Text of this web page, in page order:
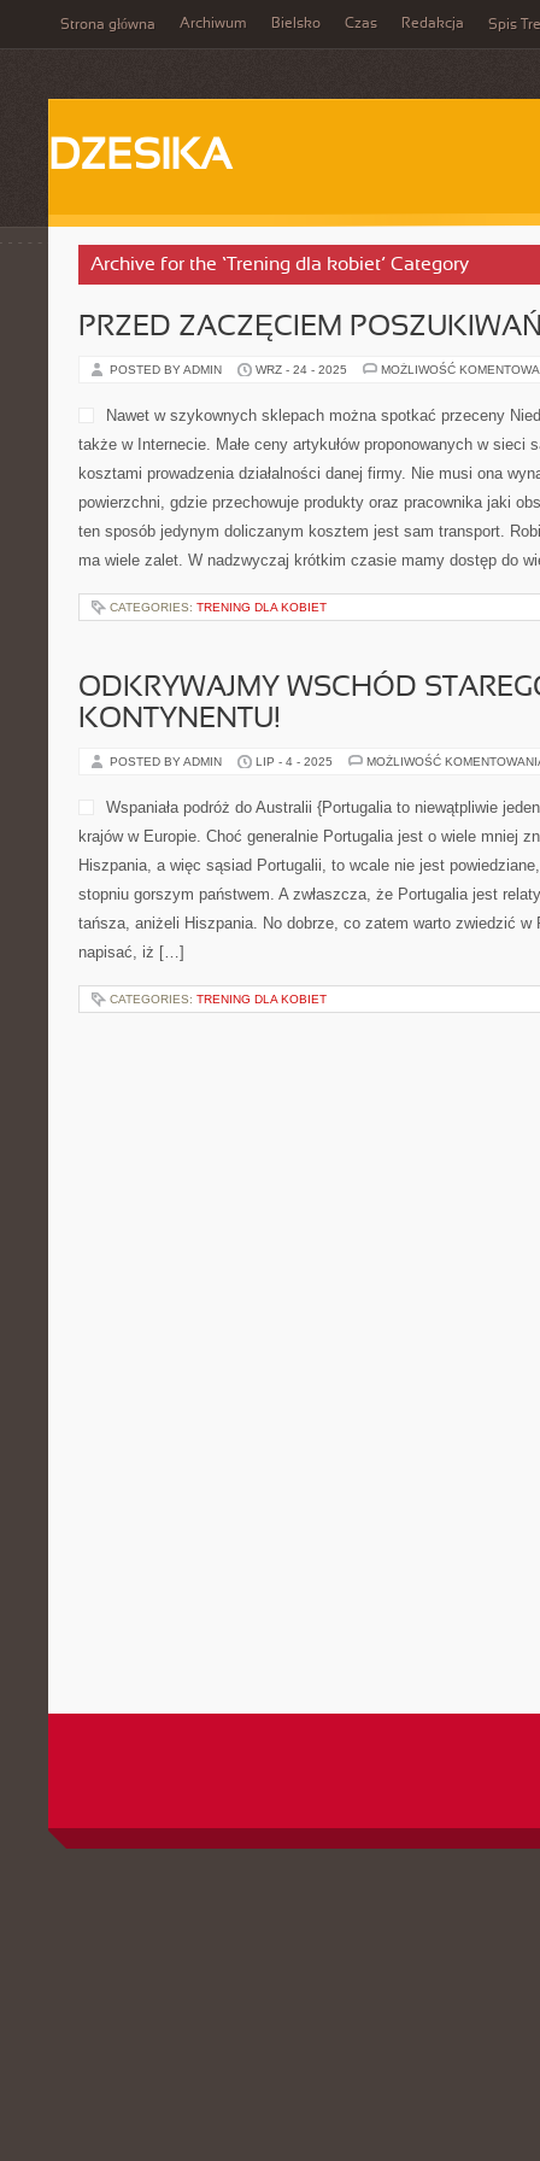
Strona główna Archiwum Bielsko Czas Redakcja Spis
DZESIKA
Archive for the ‘Trening dla kobiet’ Category
PRZED ZACZĘCIEM
POSTED BY ADMIN WRZ - 24 - 2025 MOŻLIWOŚĆ
Nawet w szykownych sklepach można spotkać przeceny
także w Internecie. Małe ceny artykułów proponowanych w sieci
kosztami prowadzenia działalności danej firmy. Nie musi ona
powierzchni, gdzie przechowuje produkty oraz pracownika jaki
ten sposób jedynym doliczanym kosztem jest sam transport.
ma wiele zalet. W nadzwyczaj krótkim czasie mamy dostęp do
CATEGORIES: TRENING DLA KOBIET
ODKRYWAJMY WSCHÓD
KONTYNENTU!
POSTED BY ADMIN LIP - 4 - 2025 MOŻLIWOŚĆ
Wspaniała podróż do Australii {Portugalia to niewątpliwie
krajów w Europie. Choć generalnie Portugalia jest o wiele mniej
Hiszpania, a więc sąsiad Portugalii, to wcale nie jest
stopniu gorszym państwem. A zwłaszcza, że Portugalia jest
tańsza, aniżeli Hiszpania. No dobrze, co zatem warto zwiedzić w
napisać, iż […]
CATEGORIES: TRENING DLA KOBIET